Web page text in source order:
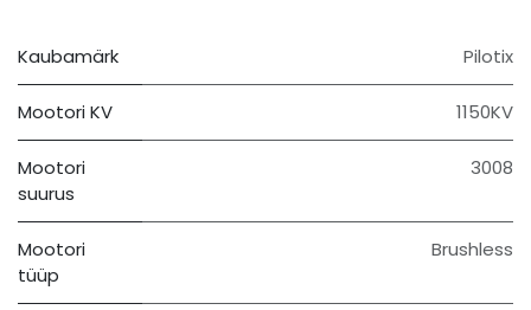
Kaubamärk Pilotix
Mootori KV 1150KV
Mootori
suurus
3008
Mootori
tüüp
Brushless